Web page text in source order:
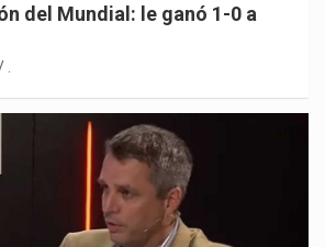
del Mundial: le ganó 1-0 a